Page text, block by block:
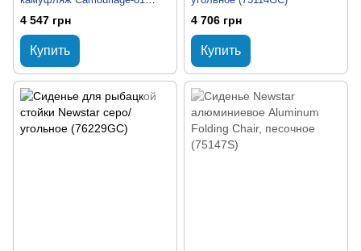
(75195Camo-81)
4 547 грн
Купить
4 706 грн
Купить